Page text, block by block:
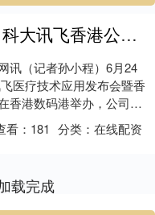
尚红网平台 科大讯飞香港公司开幕 发布面向港澳地区及国际市场系列新品
讯（记者孙小程）6月24
医疗技术应用发布会暨香
香港数码港举办，公司发
大模型底座能力研发的医
看： 181 分类：在线配资
载完成